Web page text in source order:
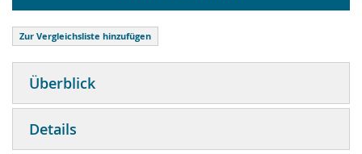
Zur Vergleichsliste hinzufügen
Überblick
Details